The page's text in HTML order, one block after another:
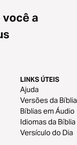
a
LINKS ÚTEIS
Ajuda
Versões da Bíblia
Bíblias em Áudio
Idiomas da Bíblia
Versículo do Dia